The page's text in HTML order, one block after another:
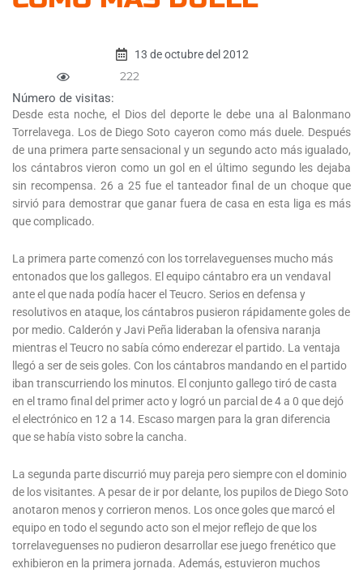
13 de octubre del 2012
Número de visitas:
222
Desde esta noche, el Dios del deporte le debe una al Balonmano
Torrelavega. Los de Diego Soto cayeron como más duele. Después
de una primera parte sensacional y un segundo acto más igualado,
los cántabros vieron como un gol en el último segundo les dejaba
sin recompensa. 26 a 25 fue el tanteador final de un choque que
sirvió para demostrar que ganar fuera de casa en esta liga es más
que complicado.
La primera parte comenzó con los torrelaveguenses mucho más
entonados que los gallegos. El equipo cántabro era un vendaval
ante el que nada podía hacer el Teucro. Serios en defensa y
resolutivos en ataque, los cántabros pusieron rápidamente goles de
por medio. Calderón y Javi Peña lideraban la ofensiva naranja
mientras el Teucro no sabía cómo enderezar el partido. La ventaja
llegó a ser de seis goles. Con los cántabros mandando en el partido
iban transcurriendo los minutos. El conjunto gallego tiró de casta
en el tramo final del primer acto y logró un parcial de 4 a 0 que dejó
el electrónico en 12 a 14. Escaso margen para la gran diferencia
que se había visto sobre la cancha.
La segunda parte discurrió muy pareja pero siempre con el dominio
de los visitantes. A pesar de ir por delante, los pupilos de Diego Soto
anotaron menos y corrieron menos. Los once goles que marcó el
equipo en todo el segundo acto son el mejor reflejo de que los
torrelaveguenses no pudieron desarrollar ese juego frenético que
exhibieron en la primera jornada. Además, estuvieron muchos